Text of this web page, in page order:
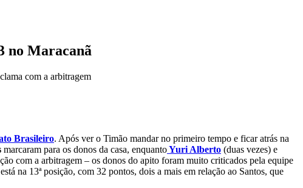
no Maracanã
com a arbitragem
Brasileiro. Após ver o Timão mandar no primeiro tempo e ficar atrás na
marcaram para os donos da casa, enquantoYuri Alberto (duas vezes) e
com a arbitragem – os donos do apito foram muito criticados pela equipe
na 13ª posição, com 32 pontos, dois a mais em relação ao Santos, que